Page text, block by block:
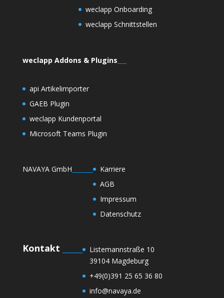
weclapp Onboarding
weclapp Schnittstellen
weclapp Addons & Plugins
api Artikelimporter
GAEB Plugin
weclapp Kundenportal
Microsoft Teams Plugin
NAVAYA GmbH
Karriere
AGB
Impressum
Datenschutz
Kontakt
Listemannstraße 10
39104 Magdeburg
+49(0)391 25 65 36 80
info@navaya.de